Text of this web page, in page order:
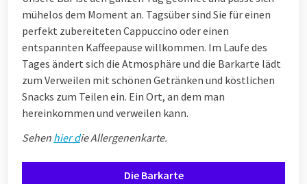
mühelos dem Moment an. Tagsüber sind Sie für einen
perfekt zubereiteten Cappuccino oder einen
entspannten Kaffeepause willkommen. Im Laufe des
Tages ändert sich die Atmosphäre und die Barkarte lädt
zum Verweilen mit schönen Getränken und köstlichen
Snacks zum Teilen ein. Ein Ort, an dem man
hereinkommen und verweilen kann.
Sehen hier die Allergenenkarte.
Die Barkarte